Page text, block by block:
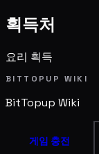
획득처
요리 획득
BITTOPUP WIKI
BitTopup Wiki
게임 충전